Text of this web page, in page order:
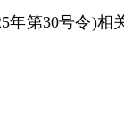
年第30号令)相